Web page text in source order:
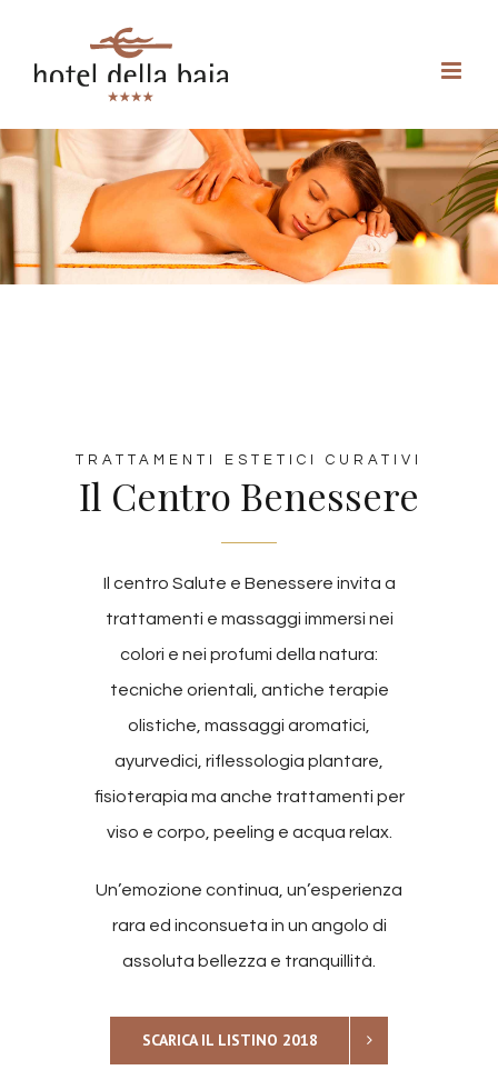
TRATTAMENTI ESTETICI CURATIVI
Il Centro Benessere
Il centro Salute e Benessere invita a
trattamenti e massaggi immersi nei
colori e nei profumi della natura:
tecniche orientali, antiche terapie
olistiche, massaggi aromatici,
ayurvedici, riflessologia plantare,
fisioterapia ma anche trattamenti per
viso e corpo, peeling e acqua relax.
Un’emozione continua, un’esperienza
rara ed inconsueta in un angolo di
assoluta bellezza e tranquillità.
SCARICA IL LISTINO 2018